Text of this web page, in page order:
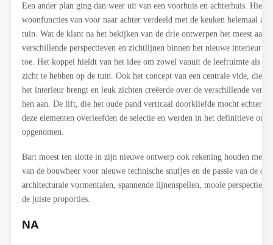
Een ander plan ging dan weer uit van een voorhuis en achterhuis.
woonfuncties van voor naar achter verdeeld met de keuken helemaal
tuin. Wat de klant na het bekijken van de drie ontwerpen het meest
verschillende perspectieven en zichtlijnen binnen het nieuwe interieur
toe. Het koppel hieldt van het idee om zowel vanuit de leefruimte als
zicht te hebben op de tuin. Ook het concept van een centrale vide, die
het interieur brengt en leuk zichten creëerde over de verschillende
hen aan. De lift, die het oude pand verticaal doorkliefde mocht echter
deze elementen overleefden de selectie en werden in het definitieve
opgenomen.
Bart moest ten slotte in zijn nieuwe ontwerp ook rekening houden met
van de bouwheer voor nieuwe technische snufjes en de passie van de
architecturale vormentalen, spannende lijnenspellen, mooie
de juiste proporties.
NA